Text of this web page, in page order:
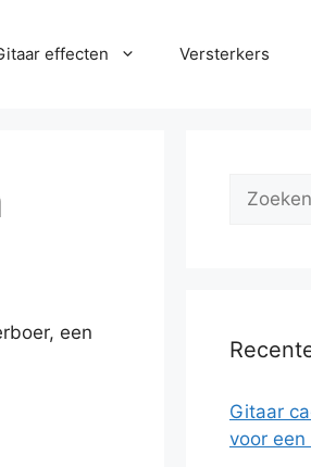
effecten Versterkers
een
Zoek
Gitaar
voor